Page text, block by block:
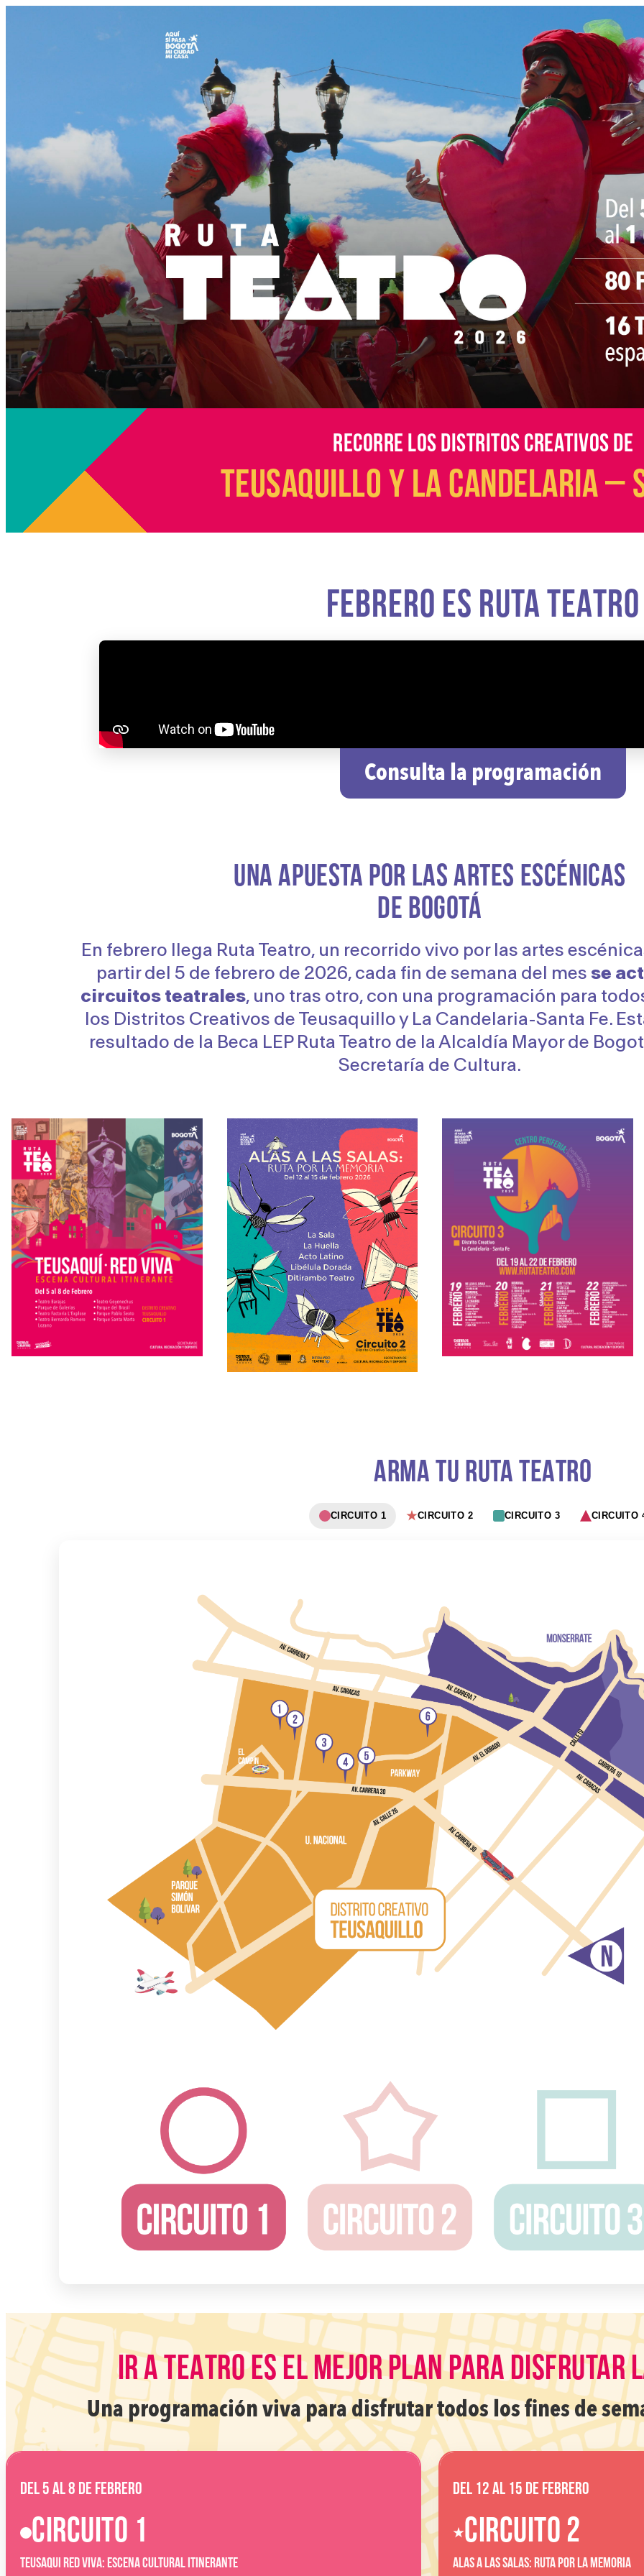
RECORRE LOS DISTRITOS CREATIVOS DE
TEUSAQUILLO Y LA CANDELARIA –
FEBRERO ES RUTA TEATRO
Consulta la programación
UNA APUESTA POR LAS ARTES ESCÉNICAS
DE BOGOTÁ
En febrero llega Ruta Teatro, un recorrido vivo por las artes
partir del 5 de febrero de 2026, cada fin de semana del mes se
circuitos teatrales, uno tras otro, con una programación para
los Distritos Creativos de Teusaquillo y La Candelaria-Santa Fe.
resultado de la Beca LEP Ruta Teatro de la Alcaldía Mayor de
Secretaría de Cultura.
ARMA TU RUTA TEATRO
CIRCUITO 1 CIRCUITO 2 CIRCUITO 3 CIRCUITO
IR A TEATRO ES EL MEJOR PLAN PARA DISFRUTAR
Una programación viva para disfrutar todos los fines de
Del 5 al 8 de febrero
CIRCUITO 1
TEUSAQUI RED VIVA: ESCENA CULTURAL ITINERANTE
Del 12 al 15 de febrero
CIRCUITO 2
ALAS A LAS SALAS: RUTA POR LA MEMORIA